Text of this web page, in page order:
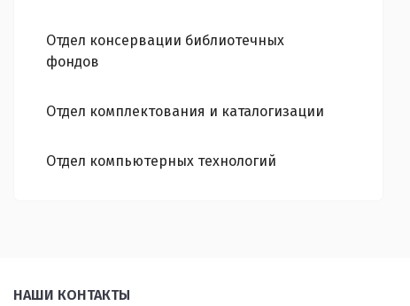
Отдел консервации библиотечных
фондов
Отдел комплектования и каталогизации
Отдел компьютерных технологий
НАШИ КОНТАКТЫ